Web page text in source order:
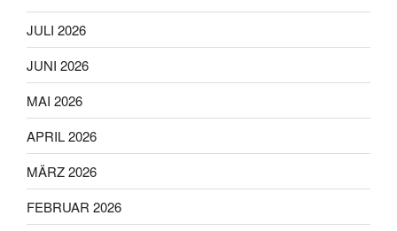
JULI 2026
JUNI 2026
MAI 2026
APRIL 2026
MÄRZ 2026
FEBRUAR 2026